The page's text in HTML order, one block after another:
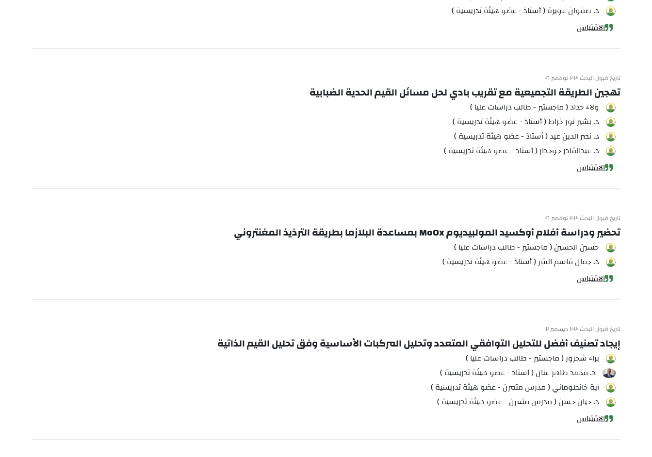
د. صفوان عويرة ( أستاذ - عضو هيئة تدريسية )
الاقتباس
تاريخ قبول البحث ٢٠٢٠ نوفمبر ٢٦
تهجين الطريقة التجميعية مع تقريب بادي لحل مسائل القيم الحدية الضبابية
ولاء حداد ( ماجستير - طالب دراسات عليا )
د. بشير نور خراط ( أستاذ - عضو هيئة تدريسية )
د. نصر الدين عيد ( أستاذ - عضو هيئة تدريسية )
د. عبدالقادر جوخدار ( أستاذ - عضو هيئة تدريسية )
الاقتباس
تاريخ قبول البحث ٢٠٢٠ نوفمبر ٢٦
تحضير ودراسة أفلام أوكسيد المولبيديوم MoOx بمساعدة البلازما بطريقة الترذيذ المغنتروني
حسين الحسين ( ماجستير - طالب دراسات عليا )
د. جمال قاسم الشر ( أستاذ - عضو هيئة تدريسية )
الاقتباس
تاريخ قبول البحث ٢٠٢٠ ديسمبر ٠٢
إيجاد تصنيف أفضل للتحليل التوافقي المتعدد وتحليل المركبات الأساسية وفق تحليل القيم الذاتية
براء شحرور ( ماجستير - طالب دراسات عليا )
د. محمد طاهر عنان ( أستاذ - عضو هيئة تدريسية )
آية خانطوماني ( مدرس متمرن - عضو هيئة تدريسية )
د. حيان حسن ( مدرس متمرن - عضو هيئة تدريسية )
الاقتباس